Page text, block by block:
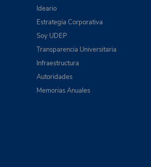
Ideario
Estrategia Corporativa
Soy UDEP
Transparencia Universitaria
Infraestructura
Autoridades
Memorias Anuales